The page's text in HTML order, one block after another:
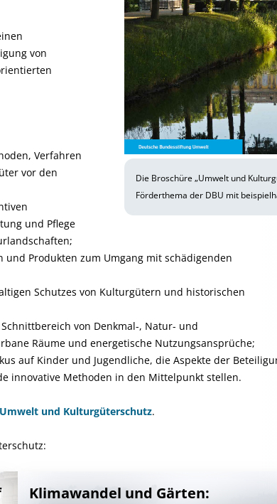
Die Broschüre „Umwelt und
Förderthema der DBU mit
von
Verfahren
vor den
und Pflege
Produkten zum Umgang mit schädigenden
Schutzes von Kulturgütern und historischen
von Denkmal-, Natur- und
Räume und energetische Nutzungsansprüche;
auf Kinder und Jugendliche, die Aspekte der
innovative Methoden in den Mittelpunkt stellen.
Umwelt und Kulturgüterschutz.
Klimawandel und Gärten: